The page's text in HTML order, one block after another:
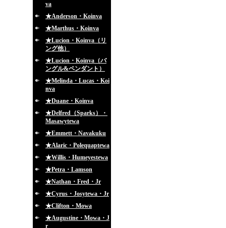
va
★Anderson・Koinva
★Marthus・Koinva
★Lucion・Koinva（リ
ング他）
★Lucion・Koinva（バ
ングル&ペンダント）
★Melinda・Lucas・Koi
nva
★Duane・Koinva
★Delfred（Sparks）・
Masawytewa
★Emmett・Navakuku
★Alaric・Polequaptewa
★Willis・Humeyestewa
★Petra・Lamson
★Nathan・Fred・Jr
★Cyrus・Josytewa・Jr
★Clifton・Mowa
★Augustine・Mowa・J
r